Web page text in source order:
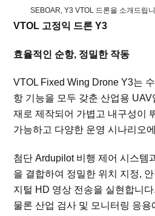
SEBOAR, Y3 VTOL 드론을 소개드립
VTOL 고정익 드론 Y3
효율적인 순항, 정밀한 작동
VTOL Fixed Wing Drone Y3는
항 기능을 모두 갖춘 산업용
재로 제작되어 가볍고 내구성이
가능하고 다양한 운영 시나리오
첨단 Ardupilot 비행 제어 시스템
을 결합하여 정밀한 위치 지정,
지털 HD 영상 전송을 실현합니
물론 산업 검사 및 모니터링 응용